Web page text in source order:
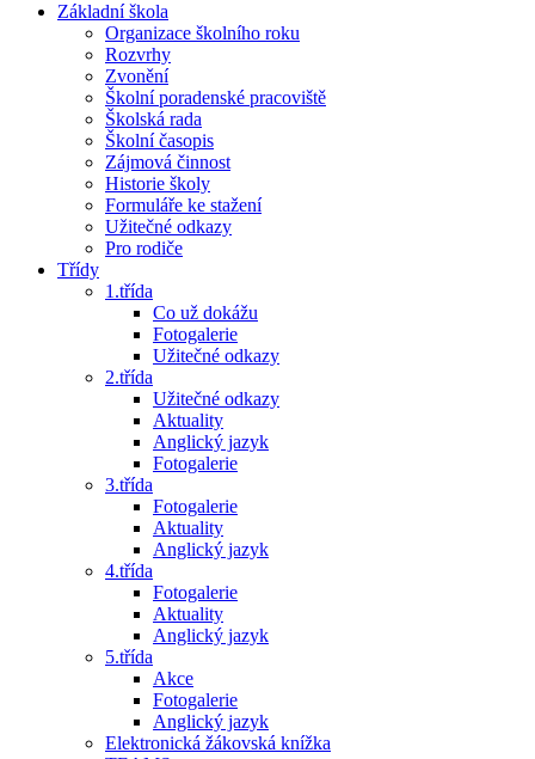
Základní škola
Organizace školního roku
Rozvrhy
Zvonění
Školní poradenské pracoviště
Školská rada
Školní časopis
Zájmová činnost
Historie školy
Formuláře ke stažení
Užitečné odkazy
Pro rodiče
Třídy
1.třída
Co už dokážu
Fotogalerie
Užitečné odkazy
2.třída
Užitečné odkazy
Aktuality
Anglický jazyk
Fotogalerie
3.třída
Fotogalerie
Aktuality
Anglický jazyk
4.třída
Fotogalerie
Aktuality
Anglický jazyk
5.třída
Akce
Fotogalerie
Anglický jazyk
Elektronická žákovská knížka